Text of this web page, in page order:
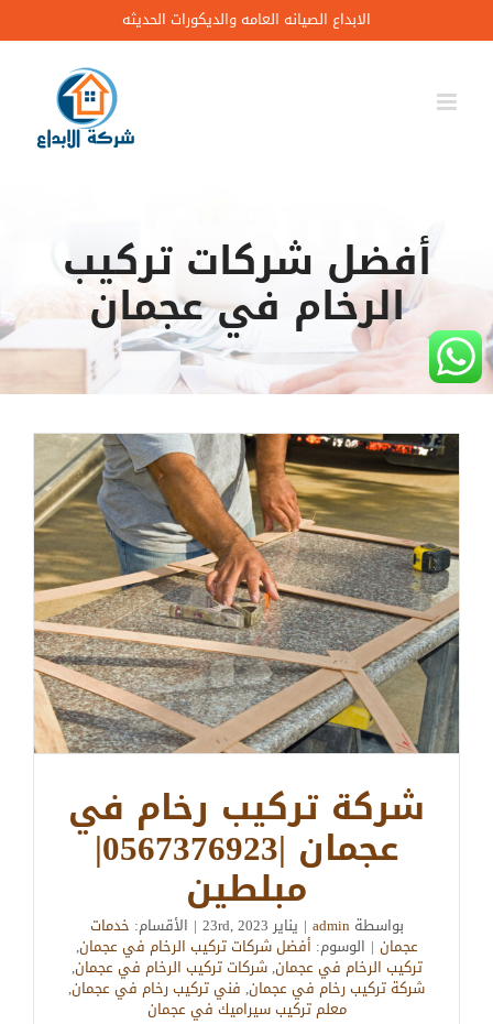
to
content
الابداع الصيانه العامه والديكورات الحديثه
أفضل شركات تركيب
الرخام في عجمان
شركة تركيب رخام في
عجمان |0567376923|
مبلطين
بواسطةadmin
| يناير 23rd, 2023 | الأقسام: خدمات
عجمان | الوسوم: أفضل شركات تركيب الرخام في عجمان,
تركيب الرخام في عجمان,شركات تركيب الرخام في عجمان,
شركة تركيب رخام في عجمان, فني تركيب رخام في عجمان,
معلم تركيب سيراميك في عجمان